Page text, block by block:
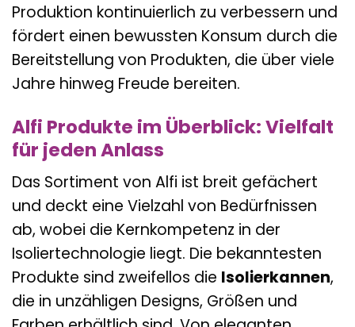
Produktion kontinuierlich zu verbessern und
fördert einen bewussten Konsum durch die
Bereitstellung von Produkten, die über viele
Jahre hinweg Freude bereiten.
Alfi Produkte im Überblick: Vielfalt
für jeden Anlass
Das Sortiment von Alfi ist breit gefächert
und deckt eine Vielzahl von Bedürfnissen
ab, wobei die Kernkompetenz in der
Isoliertechnologie liegt. Die bekanntesten
Produkte sind zweifellos die Isolierkannen,
die in unzähligen Designs, Größen und